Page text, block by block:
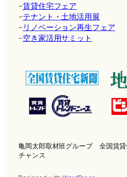
–賃貸住宅フェア
–テナント・土地活用展
–リノベーション再生フェア
–空き家活用サミット
亀岡太郎取材班グループ 全国賃貸
チャンス